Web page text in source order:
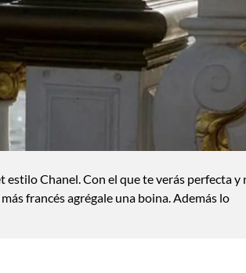
Chanel. Con el que te verás perfecta y
francés agrégale una boina. Además lo